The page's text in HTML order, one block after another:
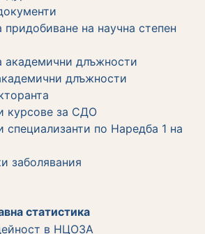
на научна степен
академични длъжности
длъжности
курсове за СДО
специализанти по Наредба 1 на
заболявания
статистика
в НЦОЗА